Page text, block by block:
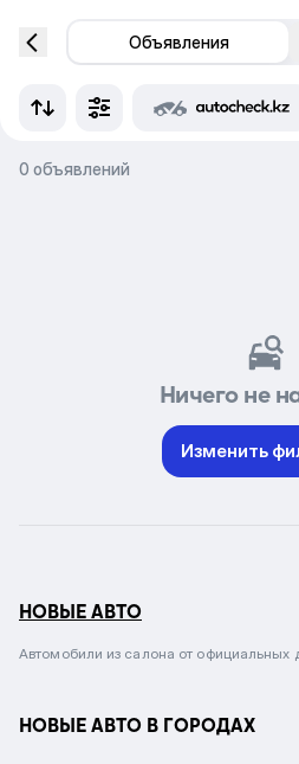
Объявления
0 объявлений
Ничего не
Изменить
НОВЫЕ АВТО
Автомобили из салона от официальных
НОВЫЕ АВТО В ГОРОДАХ